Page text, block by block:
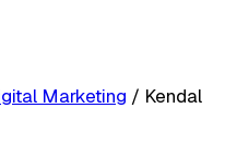
Marketing / Kendal